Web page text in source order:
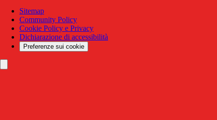
Sitemap
Community Policy
Cookie Policy e Privacy
Dichiarazione di accessibilità
Preferenze sui cookie